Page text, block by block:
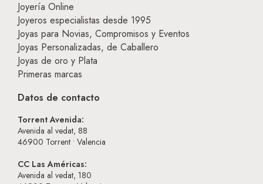
Joyería Online
Joyeros especialistas desde 1995
Joyas para Novias, Compromisos y Eventos
Joyas Personalizadas, de Caballero
Joyas de oro y Plata
Primeras marcas
Datos de contacto
Torrent Avenida:
Avenida al vedat, 88
46900 Torrent • Valencia
CC Las Américas:
Avenida al vedat, 180